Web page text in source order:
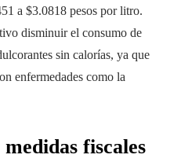
a $3.0818 pesos por litro.
disminuir el consumo de
sin calorías, ya que
enfermedades como la
fiscales